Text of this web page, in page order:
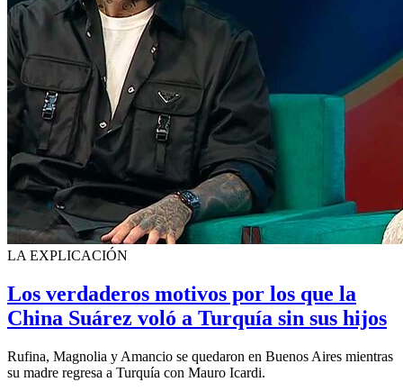
LA EXPLICACIÓN
Los verdaderos motivos por los que la
China Suárez voló a Turquía sin sus hijos
Rufina, Magnolia y Amancio se quedaron en Buenos Aires mientras
su madre regresa a Turquía con Mauro Icardi.